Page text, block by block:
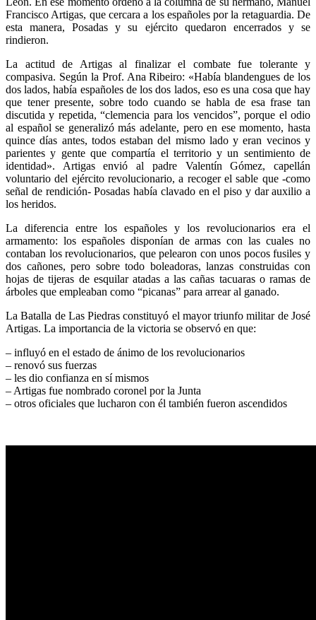
Francisco Artigas, que cercara a los españoles por la retaguardia. De
esta manera, Posadas y su ejército quedaron encerrados y se
rindieron.
La actitud de Artigas al finalizar el combate fue tolerante y
compasiva. Según la Prof. Ana Ribeiro: «Había blandengues de los
dos lados, había españoles de los dos lados, eso es una cosa que hay
que tener presente, sobre todo cuando se habla de esa frase tan
discutida y repetida, “clemencia para los vencidos”, porque el odio
al español se generalizó más adelante, pero en ese momento, hasta
quince días antes, todos estaban del mismo lado y eran vecinos y
parientes y gente que compartía el territorio y un sentimiento de
identidad». Artigas envió al padre Valentín Gómez, capellán
voluntario del ejército revolucionario, a recoger el sable que -como
señal de rendición- Posadas había clavado en el piso y dar auxilio a
los heridos.
La diferencia entre los españoles y los revolucionarios era el
armamento: los españoles disponían de armas con las cuales no
contaban los revolucionarios, que pelearon con unos pocos fusiles y
dos cañones, pero sobre todo boleadoras, lanzas construidas con
hojas de tijeras de esquilar atadas a las cañas tacuaras o ramas de
árboles que empleaban como “picanas” para arrear al ganado.
La Batalla de Las Piedras constituyó el mayor triunfo militar de José
Artigas. La importancia de la victoria se observó en que:
– influyó en el estado de ánimo de los revolucionarios
– renovó sus fuerzas
– les dio confianza en sí mismos
– Artigas fue nombrado coronel por la Junta
– otros oficiales que lucharon con él también fueron ascendidos